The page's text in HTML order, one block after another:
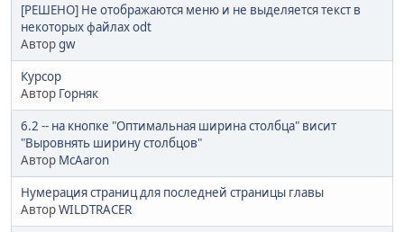
[РЕШЕНО] Не отображаются меню и не выделяется текст в
некоторых файлах odt
Авторgw
Курсор
Автор Горняк
6.2 -- на кнопке "Оптимальная ширина столбца" висит
"Выровнять ширину столбцов"
Автор McAaron
Нумерация страниц для последней страницы главы
АвторWILDTRACER